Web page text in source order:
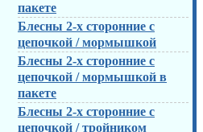
пакете
Блесны 2-х сторонние с
цепочкой / мормышкой
Блесны 2-х сторонние с
цепочкой / мормышкой в
пакете
Блесны 2-х сторонние с
цепочкой / тройником